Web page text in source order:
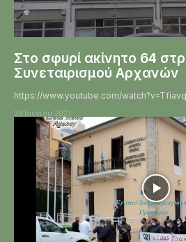
Στο σφυρί ακίνητο 64
Συνεταιρισμού Αρχανών
https://www.youtube.com/
29 Ιουνίου 2021